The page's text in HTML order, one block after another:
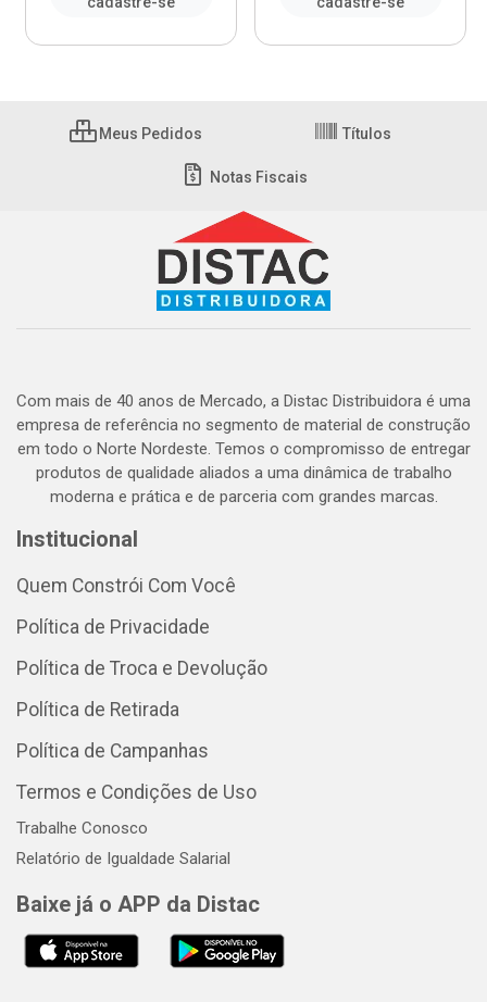
Meus Pedidos Títulos
Notas Fiscais
Com mais de 40 anos de Mercado, a Distac Distribuidora é uma
empresa de referência no segmento de material de construção
em todo o Norte Nordeste. Temos o compromisso de entregar
produtos de qualidade aliados a uma dinâmica de trabalho
moderna e prática e de parceria com grandes marcas.
Institucional
Quem Constrói Com Você
Política de Privacidade
Política de Troca e Devolução
Política de Retirada
Política de Campanhas
Termos e Condições de Uso
Trabalhe Conosco
Relatório de Igualdade Salarial
Baixe já o APP da Distac